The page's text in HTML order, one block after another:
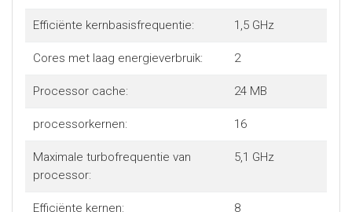
Efficiënte kernbasisfrequentie: 1,5 GHz
Cores met laag energieverbruik: 2
Processor cache: 24 MB
processorkernen: 16
Maximale turbofrequentie van
processor:
5,1 GHz
Efficiënte kernen: 8